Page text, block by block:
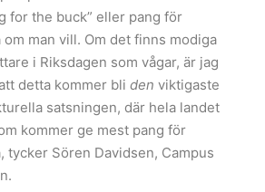
for the buck” eller pang för
om man vill. Om det finns modiga
i Riksdagen som vågar, är jag
detta kommer bli den viktigaste
satsningen, där hela landet
kommer ge mest pang för
tycker Sören Davidsen, Campus